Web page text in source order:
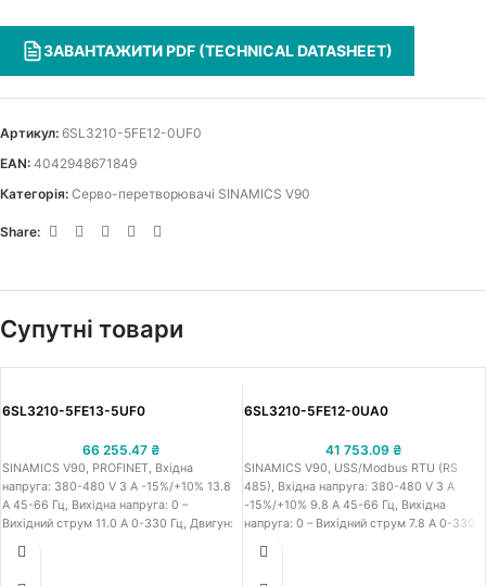
ЗАВАНТАЖИТИ PDF (TECHNICAL DATASHEET)
EAN: 4042948671849
Артикул: 6SL3210-5FE12-0UF0
Категорія: Серво-перетворювачі SINAMICS V90
Share:
Супутні товари
6SL3210-5FE13-5UF0
66 255.47 ₴
SINAMICS V90, PROFINET, Вхідна
напруга: 380-480 V 3 A -15%/+10% 13.8
A 45-66 Гц, Вихідна напруга: 0 –
Вихідний струм 11.0 A 0-330 Гц, Двигун:
Типорозмір FSC, 140x260x240 (ВxШxГ)
6SL3210-5FE12-0UA0
41 753.09 ₴
SINAMICS V90, USS/Modbus RTU (RS
485), Вхідна напруга: 380-480 V 3 A
-15%/+10% 9.8 A 45-66 Гц, Вихідна
напруга: 0 – Вихідний струм 7.8 A 0-330
IP20 Size B 100x180x220 (ВxШxГ)